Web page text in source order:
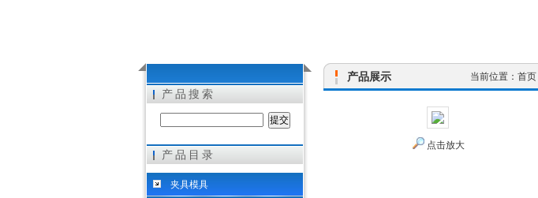
希而科工业控制设备（上海）有限公司
产品搜索
产品目录
夹具模具
产品展示 当前位置： 首页
点击放大